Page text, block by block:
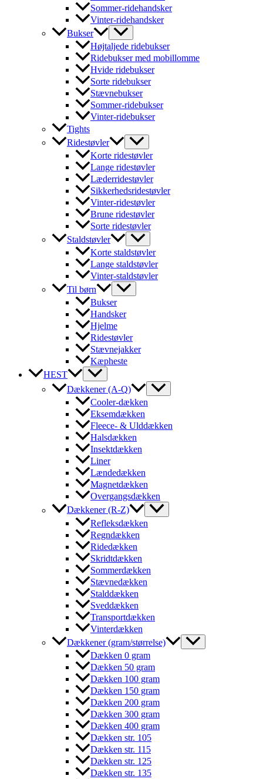
Sommer-ridehandsker
Vinter-ridehandsker
Bukser
Højtaljede ridebukser
Ridebukser med mobillomme
Hvide ridebukser
Sorte ridebukser
Stævnebukser
Sommer-ridebukser
Vinter-ridebukser
Tights
Ridestøvler
Korte ridestøvler
Lange ridestøvler
Læderridestøvler
Sikkerhedsridestøvler
Vinter-ridestøvler
Brune ridestøvler
Sorte ridestøvler
Staldstøvler
Korte staldstøvler
Lange staldstøvler
Vinter-staldstøvler
Til børn
Bukser
Handsker
Hjelme
Ridestøvler
Stævnejakker
Kæpheste
HEST
Dækkener (A-Q)
Cooler-dækken
Eksemdækken
Fleece- & Ulddækken
Halsdækken
Insektdækken
Liner
Lændedækken
Magnetdækken
Overgangsdækken
Dækkener (R-Z)
Refleksdækken
Regndækken
Ridedækken
Skridtdækken
Sommerdækken
Stævnedækken
Stalddækken
Sveddækken
Transportdækken
Vinterdækken
Dækkener (gram/størrelse)
Dækken 0 gram
Dækken 50 gram
Dækken 100 gram
Dækken 150 gram
Dækken 200 gram
Dækken 300 gram
Dækken 400 gram
Dækken str. 105
Dækken str. 115
Dækken str. 125
Dækken str. 135